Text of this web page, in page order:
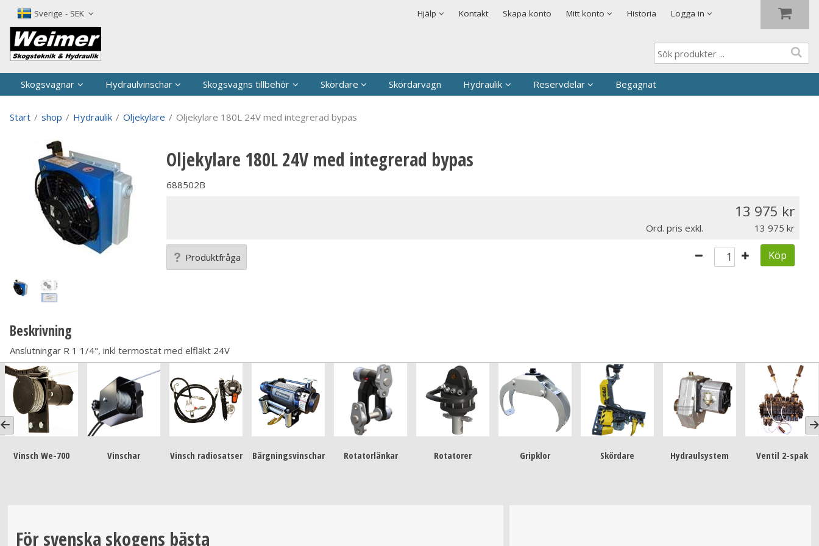
Sverige - SEK Hjälp
Säkerhet & Cookies Kontakt Skapa konto Mitt konto Historia Logga in
Lösenord
Skogsvagnar Hydraulvinschar Skogsvagns tillbehör Skördare Skördarvagn Hydraulik Reservdelar Begagnat
Start / shop / Hydraulik / Oljekylare / Oljekylare 180L 24V med integrerad bypas
Oljekylare 180L 24V med integrerad bypas
688502B
13 975
Ord. pris exkl. 13 975
Produktfråga Köp
Beskrivning
Anslutningar R 1 1/4", inkl termostat med elfläkt 24V
Vinsch We-700 Vinschar Vinsch radiosatser Bärgningsvinschar Rotatorlänkar Rotatorer Gripklor Skördare Hydraulsystem Ventil 2-spak
För svenska skogens bästa